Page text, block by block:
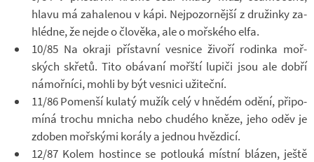
hlavu má za­ha­le­nou v kápi. Nej­po­zor­nější z dru­žinky za­
hlédne, že nejde o člo­věka, ale o moř­ského elfa.
10/85 Na okraji pří­stavní ves­nice ži­voří ro­dinka moř­
ských skřetů. Tito obá­vaní moř­ští lu­piči jsou ale dobří
ná­moř­níci, mohli by být ves­nici uži­teční.
11/86 Po­menší ku­latý mužík celý v hně­dém odění, při­po­
míná tro­chu mni­cha nebo chudého kněze, jeho oděv je
zdo­ben moř­skými ko­rály a jed­nou hvěz­dicí.
12/87 Kolem hos­tince se po­tlouká místní blá­zen, ještě